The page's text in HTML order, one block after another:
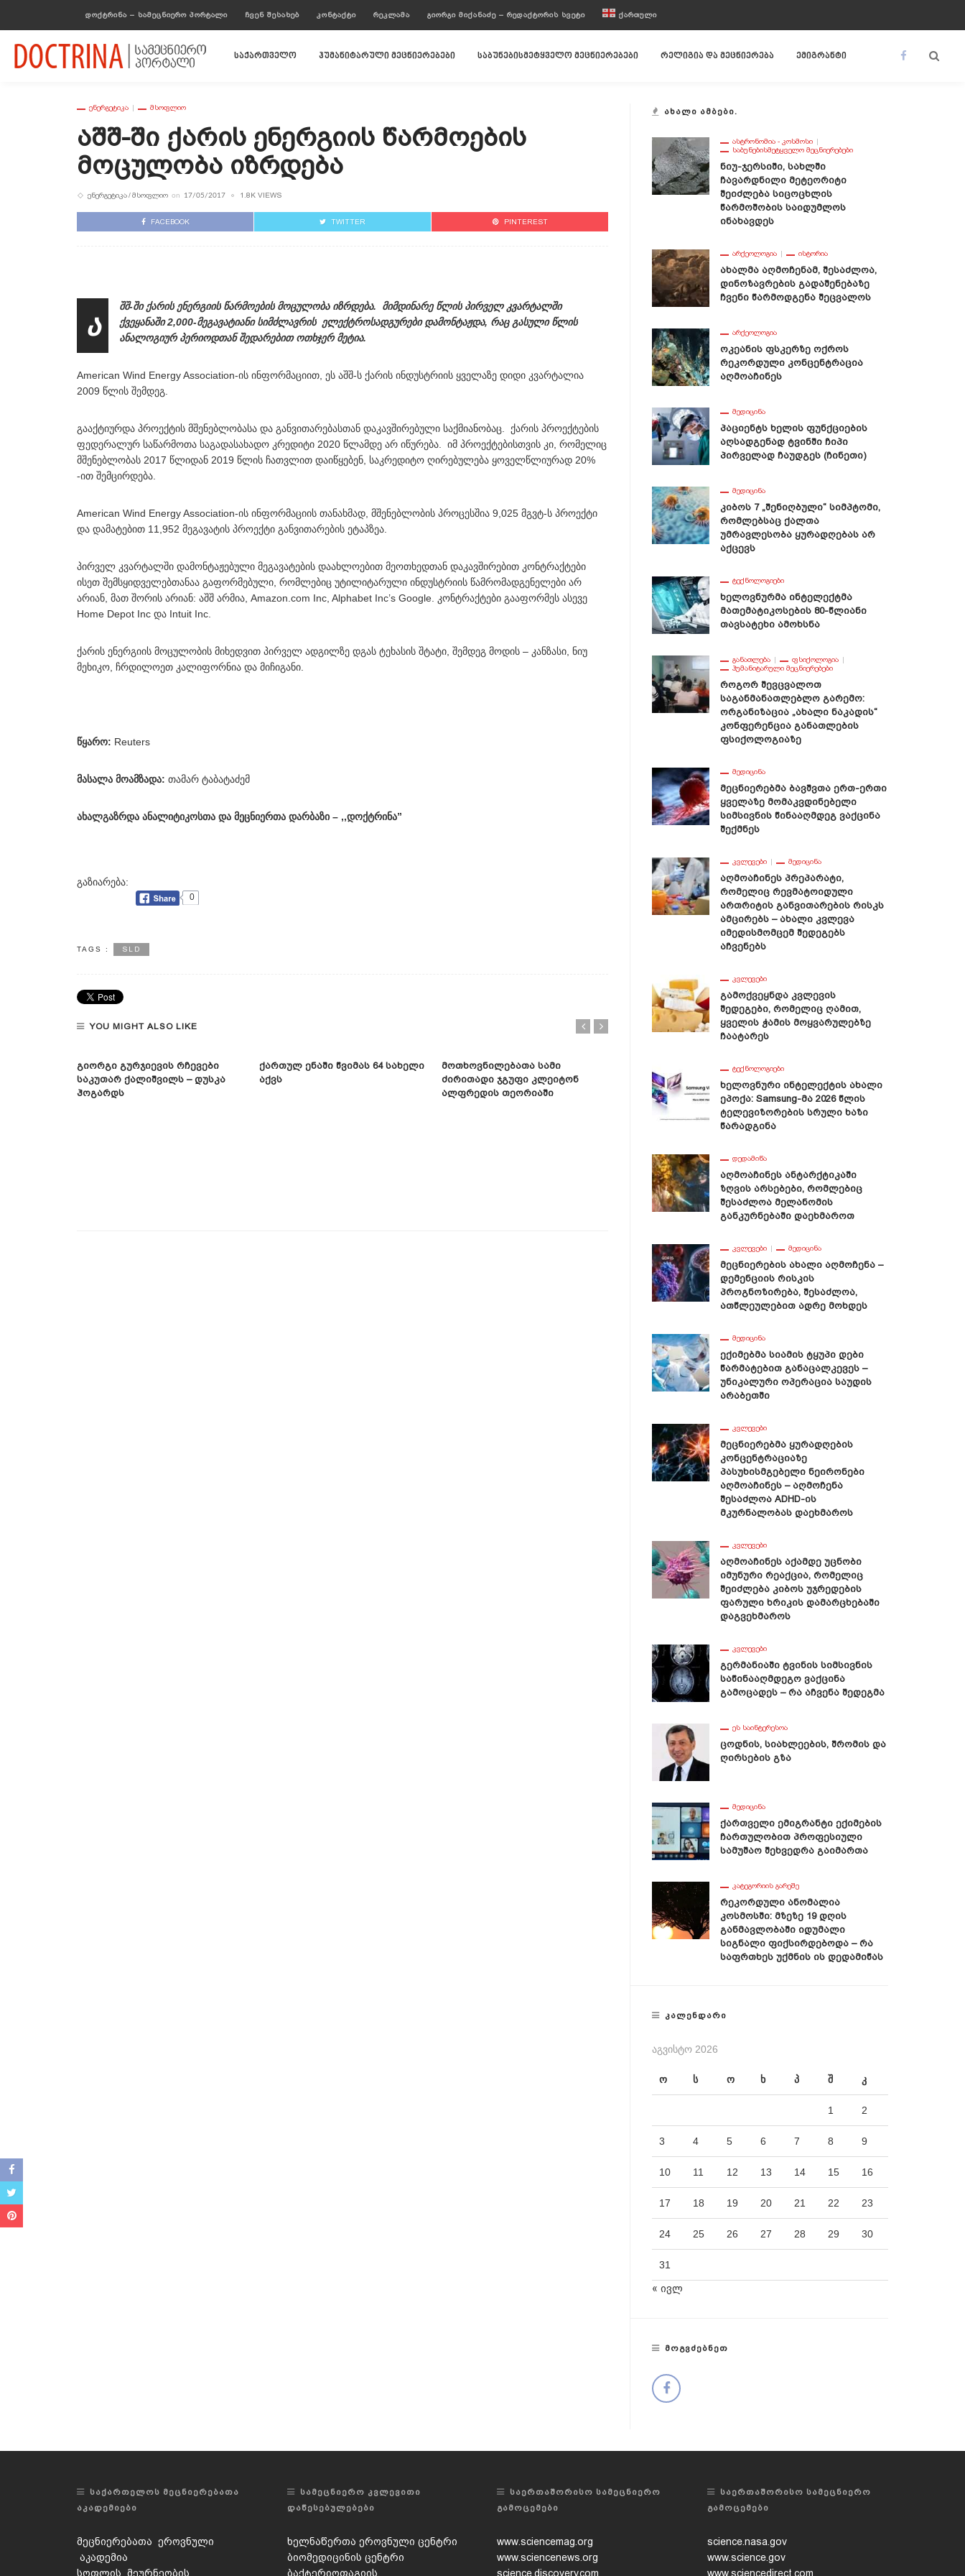
ᲓᲝᲥᲢᲠᲘᲜᲐ – ᲡᲐᲛᲔᲪᲜᲘᲔᲠᲝ ᲞᲝᲠᲢᲐᲚᲘ ᲩᲕᲔᲜ ᲨᲔᲡᲐᲮᲔᲑ ᲙᲝᲜᲢᲐᲥᲢᲘ ᲠᲔᲙᲚᲐᲛᲐ ᲒᲘᲝᲠᲒᲘ ᲛᲘᲥᲐᲜᲐᲫᲔ – ᲠᲔᲓᲐᲥᲢᲝᲠᲘᲡ ᲡᲕᲔᲢᲘ ᲥᲐᲠᲗᲣᲚᲘ
საქართველო ჰუმანიტარული მეცნიერებები საბუნებისმეტყველო მეცნიერებები რელიგია და მეცნიერება ემიგრანტი
ᲔᲜᲔᲠᲒᲔᲢᲘᲙᲐ ᲛᲡᲝᲤᲚᲘᲝ
Აშშ-Ში Ქარის Ენერგიის Წარმოების
Მოცულობა Იზრდება
ᲔᲜᲔᲠᲒᲔᲢᲘᲙᲐ ᲛᲡᲝᲤᲚᲘᲝ on 17/05/2017 1.8K VIEWS
FACEBOOK TWITTER PINTEREST
ა
შშ-ში ქარის ენერგიის წარმოების მოცულობა იზრდება. მიმდინარე წლის პირველ კვარტალში
ქვეყანაში 2,000-მეგავატიანი სიმძლავრის ელექტროსადგურები დამონტაჟდა, რაც გასული წლის
ანალოგიურ პერიოდთან შედარებით ოთხჯერ მეტია.
American Wind Energy Association-ის ინფორმაციით, ეს აშშ-ს ქარის ინდუსტრიის ყველაზე დიდი კვარტალია
2009 წლის შემდეგ.
გააქტიურდა პროექტის მშენებლობასა და განვითარებასთან დაკავშირებული საქმიანობაც. ქარის პროექტების
ფედერალურ საწარმოთა საგადასახადო კრედიტი 2020 წლამდე არ იწურება. იმ პროექტებისთვის კი, რომელიც
მშენებლობას 2017 წლიდან 2019 წლის ჩათვლით დაიწყებენ, საკრედიტო ღირებულება ყოველწლიურად 20%
-ით შემცირდება.
American Wind Energy Association-ის ინფორმაციის თანახმად, მშენებლობის პროცესშია 9,025 მგვტ-ს პროექტი
და დამატებით 11,952 მეგავატის პროექტი განვითარების ეტაპზეა.
პირველ კვარტალში დამონტაჟებული მეგავატების დაახლოებით მეოთხედთან დაკავშირებით კონტრაქტები
ისეთ შემსყიდველებთანაა გაფორმებული, რომლებიც უტილიტარული ინდუსტრიის წამრომადგენელები არ
არიან, მათ შორის არიან: აშშ არმია, Amazon.com Inc, Alphabet Inc’s Google. კონტრაქტები გააფორმეს ასევე
Home Depot Inc და Intuit Inc.
ქარის ენერგიის მოცულობის მიხედვით პირველ ადგილზე დგას ტეხასის შტატი, შემდეგ მოდის – კანზასი, ნიუ
მეხიკო, ჩრდილოეთ კალიფორნია და მიჩიგანი.
წყარო: Reuters
მასალა მოამზადა: თამარ ტაბატაძემ
ახალგაზრდა ანალიტიკოსთა და მეცნიერთა დარბაზი – ,,დოქტრინა”
გაზიარება:
0
TAGS : SLD
YOU MIGHT ALSO LIKE
Გიორგი Გურჯიევის Რჩევები
Საკუთარ Ქალიშვილს – Დუსკა
Ჰოგარდს
Ქართულ Ენაში Წვიმას 64 Სახელი
Აქვს
Მოთხოვნილებათა Სამი
Ძირითადი Ჯგუფი Კლეიტონ
Ალფრედის Თეორიაში
Რა Უნდა Იცოდეს Მოყვარულმა
Მეთევზემ?
Აგრესიისა Და
Თვითმკვლელობის
Მაპროვოცირებელი
ᲐᲮᲐᲚᲘ ᲐᲛᲑᲔᲑᲘ.
ᲐᲡᲢᲠᲝᲜᲝᲛᲘᲐ - ᲙᲝᲡᲛᲝᲡᲘ
ᲡᲐᲑᲣᲜᲔᲑᲘᲡᲛᲔᲢᲧᲕᲔᲚᲝ ᲛᲔᲪᲜᲘᲔᲠᲔᲑᲔᲑᲘ
Ნიუ-Ჯერსიში, Სახლში
Ჩავარდნილი Მეტეორიტი
Შეიძლება Სიცოცხლის
Წარმოშობის Საიდუმლოს
Ინახავდეს
ᲐᲠᲥᲔᲝᲚᲝᲒᲘᲐ ᲘᲡᲢᲝᲠᲘᲐ
Ახალმა Აღმოჩენამ, Შესაძლოა,
Დინოზავრების Გადაშენებაზე
Ჩვენი Წარმოდგენა Შეცვალოს
ᲐᲠᲥᲔᲝᲚᲝᲒᲘᲐ
Ოკეანის Ფსკერზე Ოქროს
Რეკორდული Კონცენტრაცია
Აღმოაჩინეს
ᲛᲔᲓᲘᲪᲘᲜᲐ
Პაციენტს Ხელის Ფუნქციების
Აღსადგენად Ტვინში Ჩიპი
Პირველად Ჩაუდგეს (ჩინეთი)
ᲛᲔᲓᲘᲪᲘᲜᲐ
Კიბოს 7 „შენიღბული“ Სიმპტომი,
Რომლებსაც Ქალთა
Უმრავლესობა Ყურადღებას Არ
Აქცევს
ᲢᲔᲥᲜᲝᲚᲝᲒᲘᲔᲑᲘ
Ხელოვნურმა Ინტელექტმა
Მათემატიკოსების 80-Წლიანი
Თავსატეხი Ამოხსნა
ᲒᲐᲜᲐᲗᲚᲔᲑᲐ
ᲤᲡᲘᲥᲝᲚᲝᲒᲘᲐ
ᲰᲣᲛᲐᲜᲘᲢᲐᲠᲣᲚᲘ ᲛᲔᲪᲜᲘᲔᲠᲔᲑᲔᲑᲘ
Როგორ Შევცვალოთ
Საგანმანათლებლო Გარემო:
Ორგანიზაცია „ახალი Ნაკადის“
Კონფერენცია Განათლების
Ფსიქოლოგიაზე
ᲛᲔᲓᲘᲪᲘᲜᲐ
Მეცნიერებმა Ბავშვთა Ერთ-Ერთი
Ყველაზე Მომაკვდინებელი
Სიმსივნის Წინააღმდეგ Ვაქცინა
Შექმნეს
ᲙᲕᲚᲔᲕᲔᲑᲘ ᲛᲔᲓᲘᲪᲘᲜᲐ
Აღმოაჩინეს Პრეპარატი,
Რომელიც Რევმატოიდული
Ართრიტის Განვითარების Რისკს
Ამცირებს – Ახალი Კვლევა
Იმედისმომცემ Შედეგებს
Აჩვენებს
ᲙᲕᲚᲔᲕᲔᲑᲘ
Გამოქვეყნდა Კვლევის
Შედეგები, Რომელიც Ღამით,
Ყველის Ჭამის Მოყვარულებზე
Ჩაატარეს
ᲢᲔᲥᲜᲝᲚᲝᲒᲘᲔᲑᲘ
Ხელოვნური Ინტელექტის Ახალი
Ეპოქა: Samsung-Მა 2026 Წლის
Ტელევიზორების Სრული Ხაზი
Წარადგინა
ᲓᲔᲓᲐᲛᲘᲬᲐ
Აღმოაჩინეს Ანტარქტიკაში
Ზღვის Არსებები, Რომლებიც
Შესაძლოა Მელანომის
Განკურნებაში Დაეხმაროთ
ᲙᲕᲚᲔᲕᲔᲑᲘ ᲛᲔᲓᲘᲪᲘᲜᲐ
Მეცნიერების Ახალი Აღმოჩენა –
Დემენციის Რისკის
Პროგნოზირება, Შესაძლოა,
Ათწლეულებით Ადრე Მოხდეს
ᲛᲔᲓᲘᲪᲘᲜᲐ
Ექიმებმა Სიამის Ტყუპი Დები
Წარმატებით Განაცალკევეს –
Უნიკალური Ოპერაცია Საუდის
Არაბეთში
ᲙᲕᲚᲔᲕᲔᲑᲘ
Მეცნიერებმა Ყურადღების
Კონცენტრაციაზე
Პასუხისმგებელი Ნეირონები
Აღმოაჩინეს – Აღმოჩენა
Შესაძლოა ADHD-Ის
Მკურნალობას Დაეხმაროს
ᲙᲕᲚᲔᲕᲔᲑᲘ
Აღმოაჩინეს Აქამდე Უცნობი
Იმუნური Რეაქცია, Რომელიც
Შეიძლება Კიბოს Უჯრედების
Ფარული Ხრიკის Დამარცხებაში
Დაგვეხმაროს
ᲙᲕᲚᲔᲕᲔᲑᲘ
Გერმანიაში Ტვინის Სიმსივნის
Საწინააღმდეგო Ვაქცინა
Გამოცადეს – Რა Აჩვენა Შედეგმა
ᲔᲡ ᲡᲐᲘᲜᲢᲔᲠᲔᲡᲝᲐ
Ცოდნის, Სიახლეების, Შრომის Და
Ღირსების Გზა
ᲛᲔᲓᲘᲪᲘᲜᲐ
Ქართველი Ემიგრანტი Ექიმების
Ჩართულობით Პროფესიული
Სამუშაო Შეხვედრა Გაიმართა
ᲙᲐᲢᲔᲒᲝᲠᲘᲘᲡ ᲒᲐᲠᲔᲨᲔ
Რეკორდული Ანომალია
Კოსმოსში: Მზეზე 19 Დღის
Განმავლობაში Იდუმალი
Სიგნალი Ფიქსირდებოდა – Რა
Საფრთხეს Უქმნის Ის Დედამიწას
ᲙᲐᲚᲔᲜᲓᲐᲠᲘ
ᲐᲒᲕᲘᲡᲢᲝ 2026
ო ს ო ხ პ შ კ
1 2
3 4 5 6 7 8 9
10 11 12 13 14 15 16
17 18 19 20 21 22 23
24 25 26 27 28 29 30
31
« ივლ
ᲛᲝᲒᲕᲫᲔᲑᲜᲔᲗ
ᲡᲐᲥᲐᲠᲗᲔᲚᲝᲡ ᲛᲔᲪᲜᲘᲔᲠᲔᲑᲐᲗᲐ
ᲐᲙᲐᲓᲔᲛᲘᲔᲑᲘ
მეცნიერებათა ეროვნული
აკადემია
სოფლის მეურნეობის
ᲡᲐᲛᲔᲪᲜᲘᲔᲠᲝ ᲙᲕᲚᲔᲕᲘᲗᲘ
ᲓᲐᲬᲔᲡᲔᲑᲣᲚᲔᲑᲔᲑᲘ
ხელნაწერთა ეროვნული ცენტრი
ბიომედიცინის ცენტრი
ბაქტერიოფაგიის,
ᲡᲐᲔᲠᲗᲐᲨᲝᲠᲘᲡᲝ ᲡᲐᲛᲔᲪᲜᲘᲔᲠᲝ
ᲒᲐᲛᲝᲪᲔᲛᲔᲑᲘ
www.sciencemag.org
www.sciencenews.org
science.discovery.com
ᲡᲐᲔᲠᲗᲐᲨᲝᲠᲘᲡᲝ ᲡᲐᲛᲔᲪᲜᲘᲔᲠᲝ
ᲒᲐᲛᲝᲪᲔᲛᲔᲑᲘ
science.nasa.gov
www.science.gov
www.sciencedirect.com